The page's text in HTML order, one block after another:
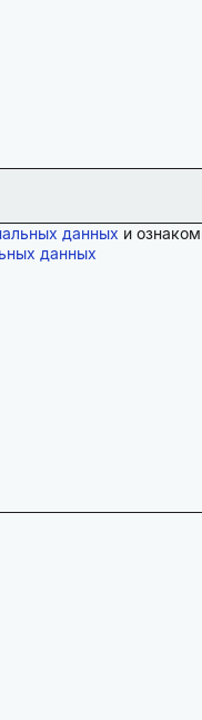
данных и
данных